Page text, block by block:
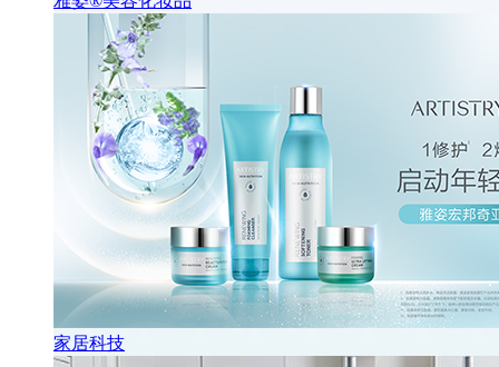
家居科技